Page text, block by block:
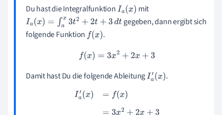
Du hast die IntegralfunktionIa(x)
mit
Ia(x)=∫ ax3t2+ 2t+3 dt
gegeben, dann ergibt sich
folgende Funktion f(x) .
(x) =3x2 +2x+3
Damit hast Du die folgende AbleitungIa′(x) .
Ia′( =f( x)=3x2